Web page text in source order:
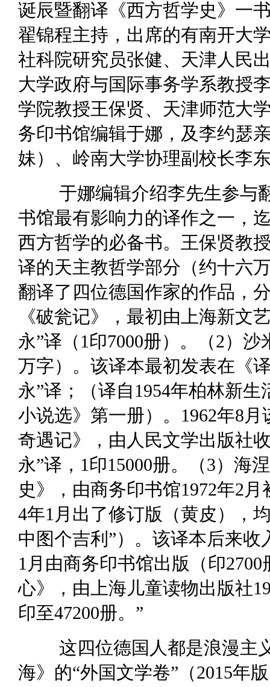
诞辰暨翻译《西方哲学史》一
翟锦程主持，出席的有南开大
社科院研究员张健、天津人民
大学政府与国际事务学系教授
学院教授王保贤、天津师范大
务印书馆编辑于娜，及李约瑟
妹）、岭南大学协理副校长李
于娜编辑介绍李先生参与
书馆最有影响力的译作之一，
西方哲学的必备书。王保贤教
译的天主教哲学部分（约十六
翻译了四位德国作家的作品，
《破瓮记》，最初由上海新文
永”译（1印7000册）。（2）
万字）。该译本最初发表在《
永”译；（译自1954年柏林新
小说选》第一册）。1962年8
奇遇记》，由人民文学出版社
永”译，1印15000册。（3）海
史》，由商务印书馆1972年2
4年1月出了修订版（黄皮），
中图个吉利”）。该译本后来收
1月由商务印书馆出版（印
心》，由上海儿童读物出版社
印至47200册。”
这四位德国人都是浪漫主
海》的“外国文学卷”（2015年